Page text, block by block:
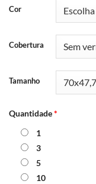
Cor
Cobertura
Tamanho
Quantidade*
1
3
5
10